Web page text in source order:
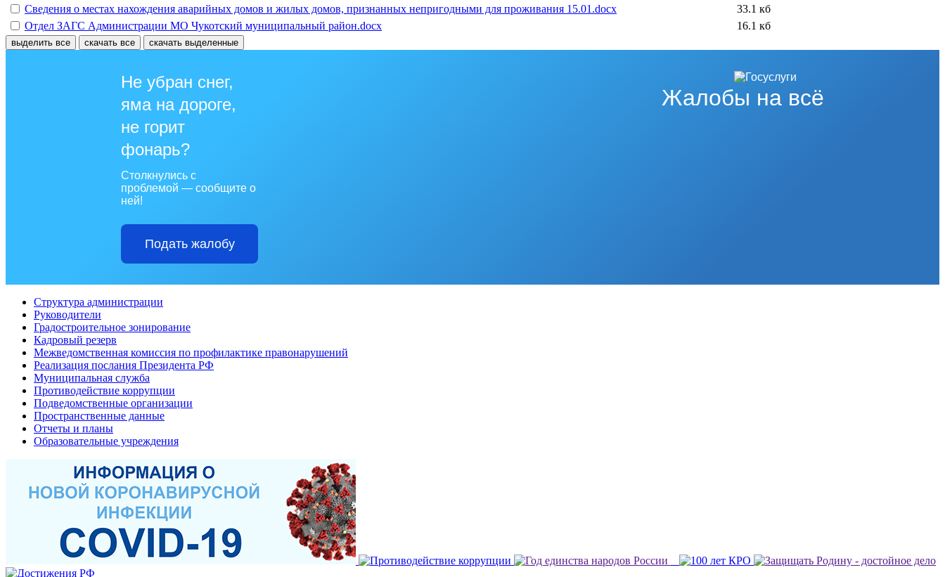
Сведения о местах нахождения аварийных домов и жилых домов, признанных непригодными для проживания 15.01.docx
33.1 кб
Отдел ЗАГС Администрации МО Чукотский муниципальный район.docx
16.1 кб
выделить все скачать все скачать выделенные
Жалобы на всё
Не убран снег,
яма на дороге,
не горит
фонарь?
Столкнулись с
проблемой — сообщите о
ней!
Подать жалобу
Структура администрации
Руководители
Градостроительное зонирование
Кадровый резерв
Межведомственная комиссия по профилактике правонарушений
Реализация послания Президента РФ
Муниципальная служба
Противодействие коррупции
Подведомственные организации
Пространственные данные
Отчеты и планы
Образовательные учреждения